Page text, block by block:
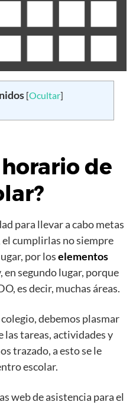
[Ocultar]
de
para llevar a cabo metas
cumplirlas no siempre
por loselementos
en segundo lugar, porque
es decir, muchas áreas.
debemos plasmar
las tareas, actividades y
trazado, a esto se le
escolar.
web de asistencia para el